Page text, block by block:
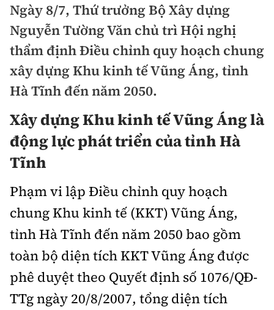
Xã hội
Chuyện dọc đường
Cải chính
Chỉ đạo điều hành
Quy hoạch kiến trúc
Vật liệu xây dựng
Giám định chất lượng
Quản lý đô thị
Giao thông
Quản lý
Đường bộ
Hàng không
Đường sắt
Đường sắt tốc độ cao
Đường thủy
Hàng hải
Đường sắt đô thị
Kinh tế
Thị trường
Tài chính
Chứng khoán
Bảo hiểm
Doanh nghiệp
Pháp luật
Thanh tra
An ninh hình sự
Điều tra
Pháp đình
Hỏi - Đáp
An toàn giao thông
Giao thông 24h
ATGT địa phương
Văn hóa giao thông
Lái xe an toàn
Chung tay vì ATGT
Chất lượng sống
Giáo dục
Y tế
Đời sống
Lao động - Công đoàn
Văn hóa - Giải Trí
Văn hóa
Điện ảnh
Thể thao
Bóng đá
Bình luận
Công nghệ
Ngày 8/7, Thứ trưởng Bộ Xây dựng
Nguyễn Tường Văn chủ trì Hội nghị
thẩm định Điều chỉnh quy hoạch chung
xây dựng Khu kinh tế Vũng Áng, tỉnh
Hà Tĩnh đến năm 2050.
Xây dựng Khu kinh tế Vũng Áng là
động lực phát triển của tỉnh Hà
Tĩnh
Phạm vi lập Điều chỉnh quy hoạch
chung Khu kinh tế (KKT) Vũng Áng,
tỉnh Hà Tĩnh đến năm 2050 bao gồm
toàn bộ diện tích KKT Vũng Áng được
phê duyệt theo Quyết định số 1076/QĐ-
TTg ngày 20/8/2007, tổng diện tích